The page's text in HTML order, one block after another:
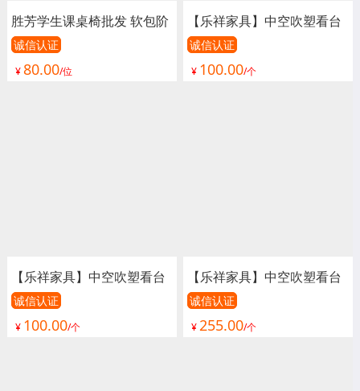
胜芳学生课桌椅批发 软包阶
梯教室排椅 礼堂椅 联排椅
阶梯教室桌椅 学生排椅 课
诚信认证
¥80.00/位
【乐祥家具】中空吹塑看台
椅、看台椅、看台座椅、体
育场座椅、室外看台椅、室
诚信认证
¥ 100.00/个
【乐祥家具】中空吹塑看台
椅、看台椅、看台座椅、体
育场座椅、室外看台椅、室
诚信认证
¥ 100.00/个
【乐祥家具】中空吹塑看台
椅、看台椅、看台座椅、体
育场座椅、室外看台椅、室
诚信认证
¥255.00/个